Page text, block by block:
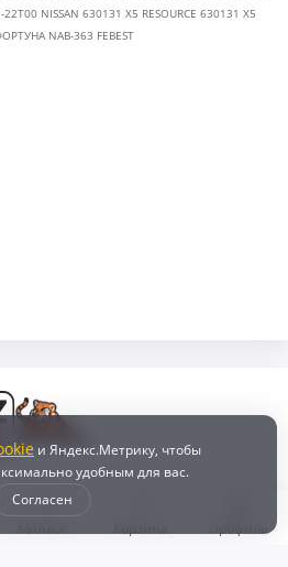
NISSAN 630131 X5 RESOURCE 630131 Х5
NAB-363 FEBEST
и Яндекс.Метрику, чтобы
удобным для вас.
Согласен
и самовывоз
Оплата